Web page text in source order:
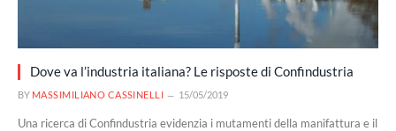
Dove va l’industria italiana? Le risposte di Confindustria
BY MASSIMILIANO CASSINELLI 15/05/2019
Una ricerca di Confindustria evidenzia i mutamenti della manifattura e il